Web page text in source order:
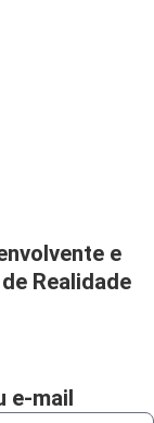
e
Realidade
e-mail